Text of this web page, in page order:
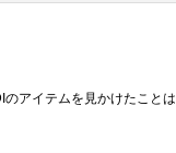
アイテムを見かけたこと